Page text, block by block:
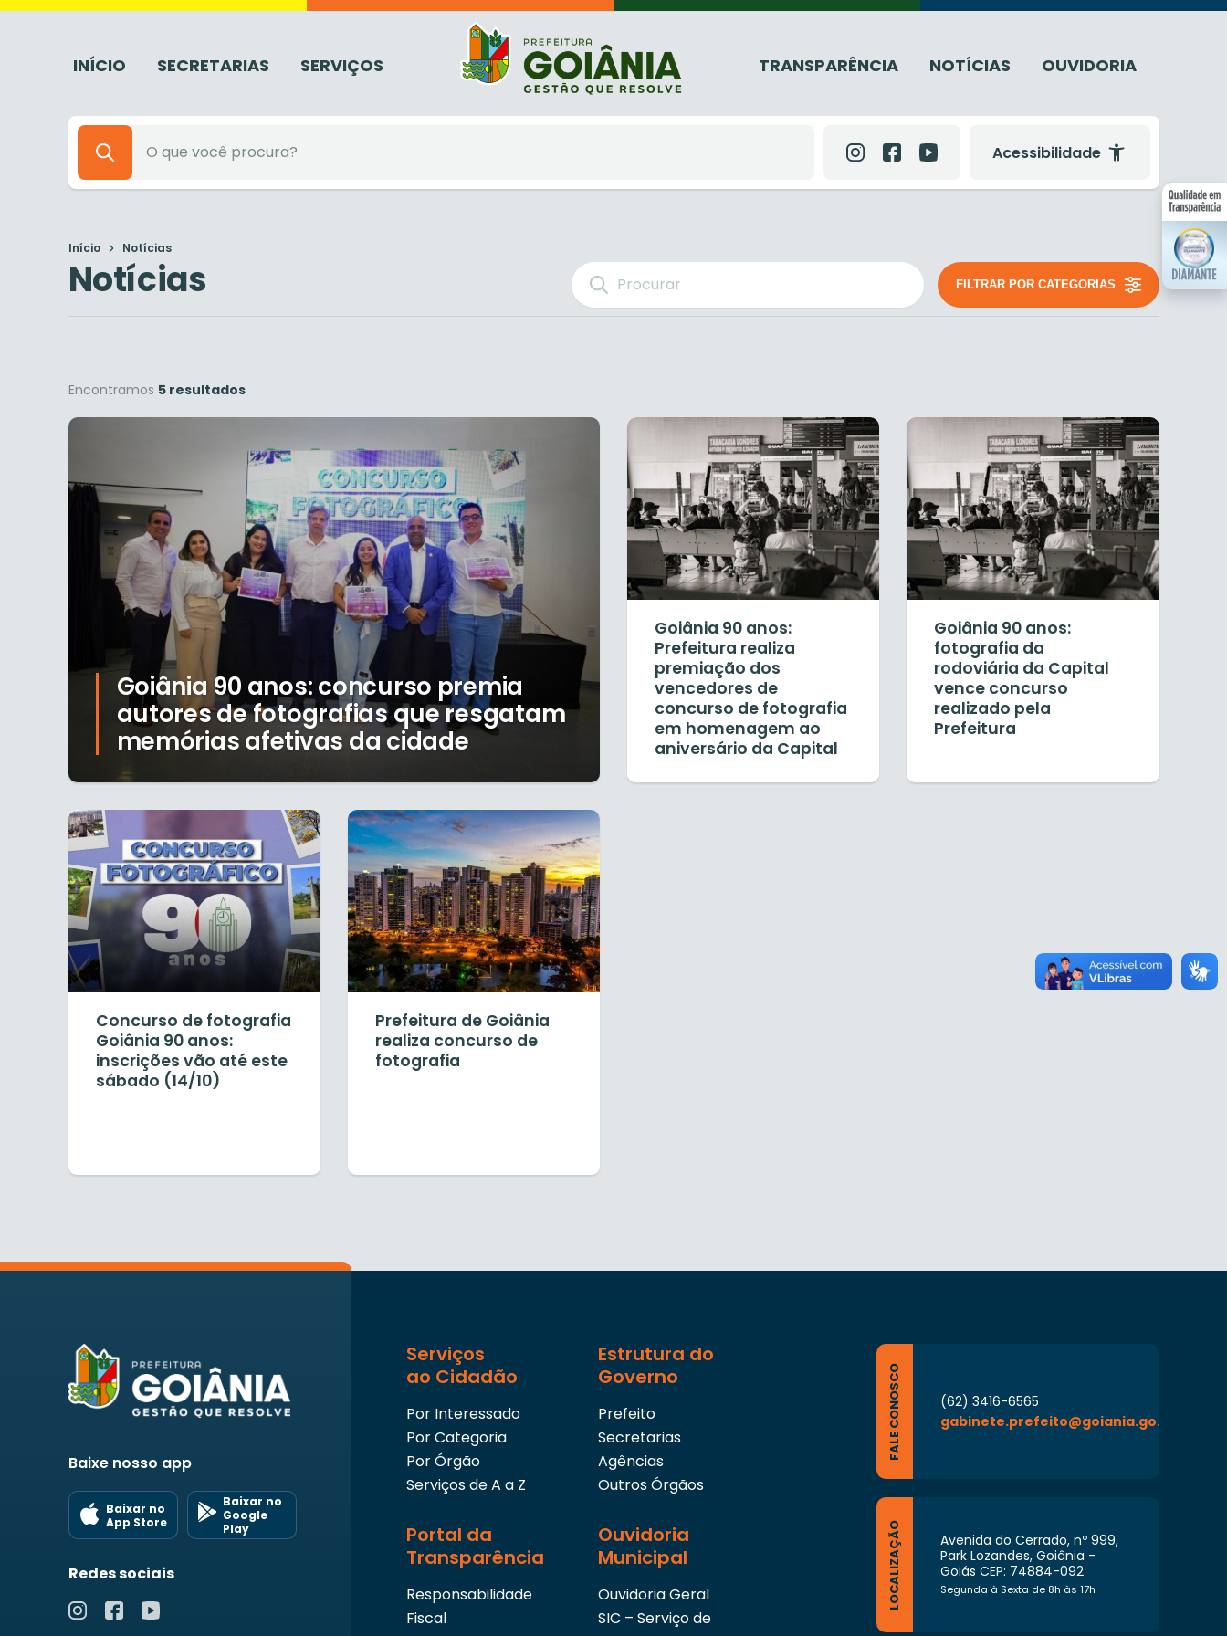
INÍCIO SECRETARIAS SERVIÇOS TRANSPARÊNCIA NOTÍCIAS OUVIDORIA
Acessibilidade
Início Notícias
Notícias FILTRAR POR CATEGORIAS
Encontramos 5 resultados
Goiânia 90 anos: concurso premia
autores de fotografias que resgatam
memórias afetivas da cidade
Goiânia 90 anos:
Prefeitura realiza
premiação dos
vencedores de
concurso de fotografia
em homenagem ao
aniversário da Capital
Goiânia 90 anos:
fotografia da
rodoviária da Capital
vence concurso
realizado pela
Prefeitura
Concurso de fotografia
Goiânia 90 anos:
inscrições vão até este
sábado (14/10)
Prefeitura de Goiânia
realiza concurso de
fotografia
Baixe nosso app
Baixar no
App Store
Baixar no
Google
Play
Redes sociais
Serviços
ao Cidadão
Por Interessado
Por Categoria
Por Órgão
Serviços de A a Z
Estrutura do
Governo
Prefeito
Secretarias
Agências
Outros Órgãos
Portal da
Transparência
Responsabilidade
Fiscal
Ouvidoria
Municipal
Ouvidoria Geral
SIC – Serviço de
FALE CONOSCO
(62) 3416-6565
gabinete.prefeito@goiania.go.gov.br
LOCALIZAÇÃO
Avenida do Cerrado, nº 999,
Park Lozandes, Goiânia -
Goiás CEP: 74884-092
Segunda à Sexta de 8h às 17h